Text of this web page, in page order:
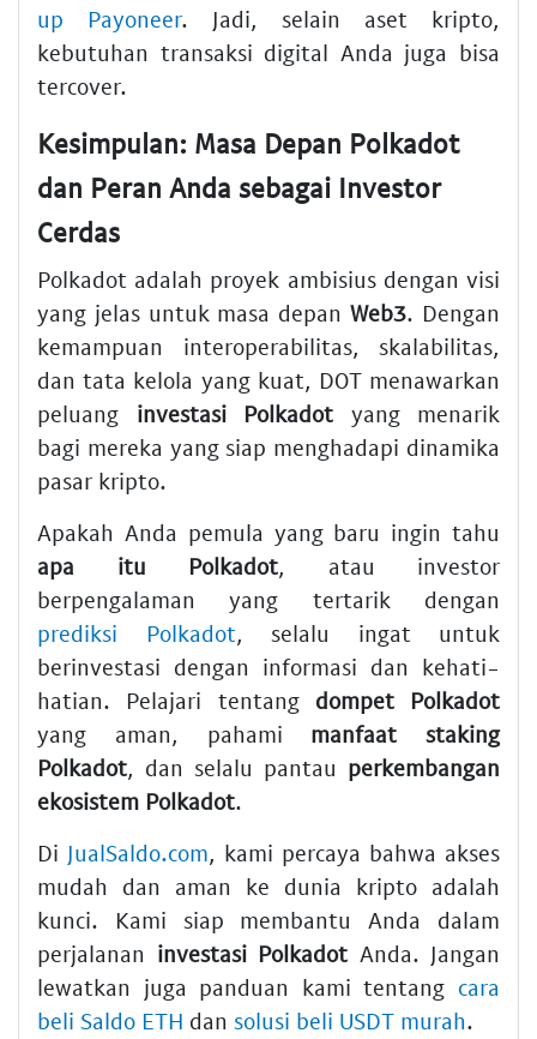
up Payoneer. Jadi, selain aset kripto,
kebutuhan transaksi digital Anda juga bisa
tercover.
Kesimpulan: Masa Depan Polkadot
dan Peran Anda sebagai Investor
Cerdas
Polkadot adalah proyek ambisius dengan visi
yang jelas untuk masa depanWeb3. Dengan
kemampuan interoperabilitas, skalabilitas,
dan tata kelola yang kuat, DOT menawarkan
peluang investasi Polkadot yang menarik
bagi mereka yang siap menghadapi dinamika
pasar kripto.
Apakah Anda pemula yang baru ingin tahu
apa itu Polkadot, atau investor
berpengalaman yang tertarik dengan
prediksi Polkadot, selalu ingat untuk
berinvestasi dengan informasi dan kehati-
hatian. Pelajari tentang dompet Polkadot
yang aman, pahami manfaat staking
Polkadot, dan selalu pantau perkembangan
ekosistem Polkadot.
Di JualSaldo.com, kami percaya bahwa akses
mudah dan aman ke dunia kripto adalah
kunci. Kami siap membantu Anda dalam
perjalanan investasi Polkadot Anda. Jangan
lewatkan juga panduan kami tentang cara
beli Saldo ETH dan solusi beli USDT murah.